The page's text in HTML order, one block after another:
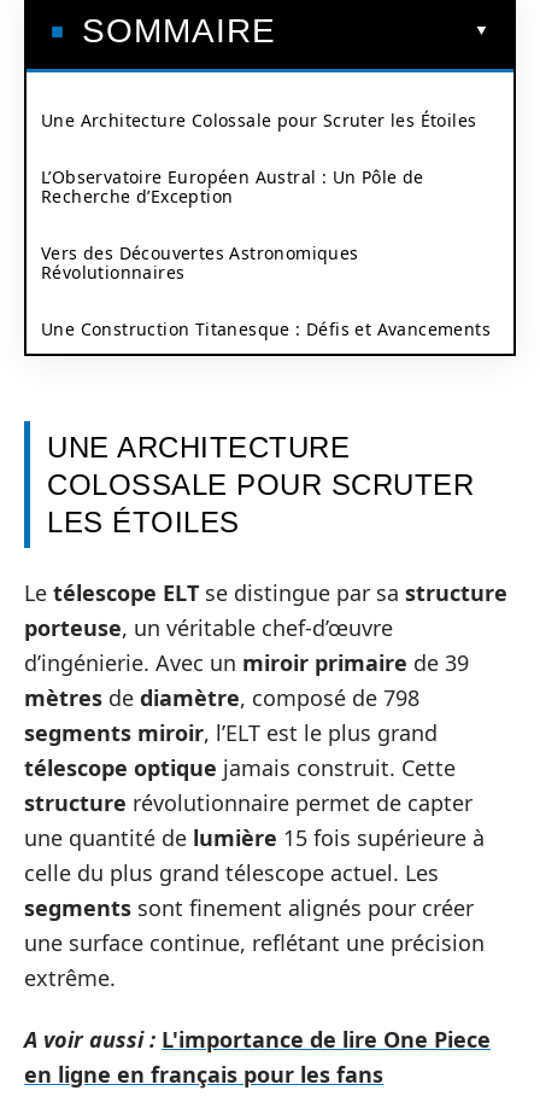
SOMMAIRE
Une Architecture Colossale pour Scruter les Étoiles
L’Observatoire Européen Austral : Un Pôle de
Recherche d’Exception
Vers des Découvertes Astronomiques
Révolutionnaires
Une Construction Titanesque : Défis et Avancements
UNE ARCHITECTURE
COLOSSALE POUR SCRUTER
LES ÉTOILES
Le télescope ELT se distingue par sa structure
porteuse, un véritable chef-d’œuvre
d’ingénierie. Avec un miroir primaire de 39
mètres de diamètre, composé de 798
segments miroir, l’ELT est le plus grand
télescope optique jamais construit. Cette
structure révolutionnaire permet de capter
une quantité de lumière 15 fois supérieure à
celle du plus grand télescope actuel. Les
segments sont finement alignés pour créer
une surface continue, reflétant une précision
extrême.
A voir aussi : L'importance de lire One Piece
en ligne en français pour les fans